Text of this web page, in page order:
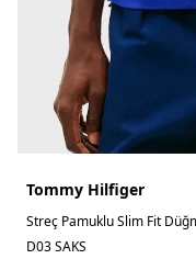
Tommy Hilfiger
Streç Pamuklu Slim Fit
D03 SAKS